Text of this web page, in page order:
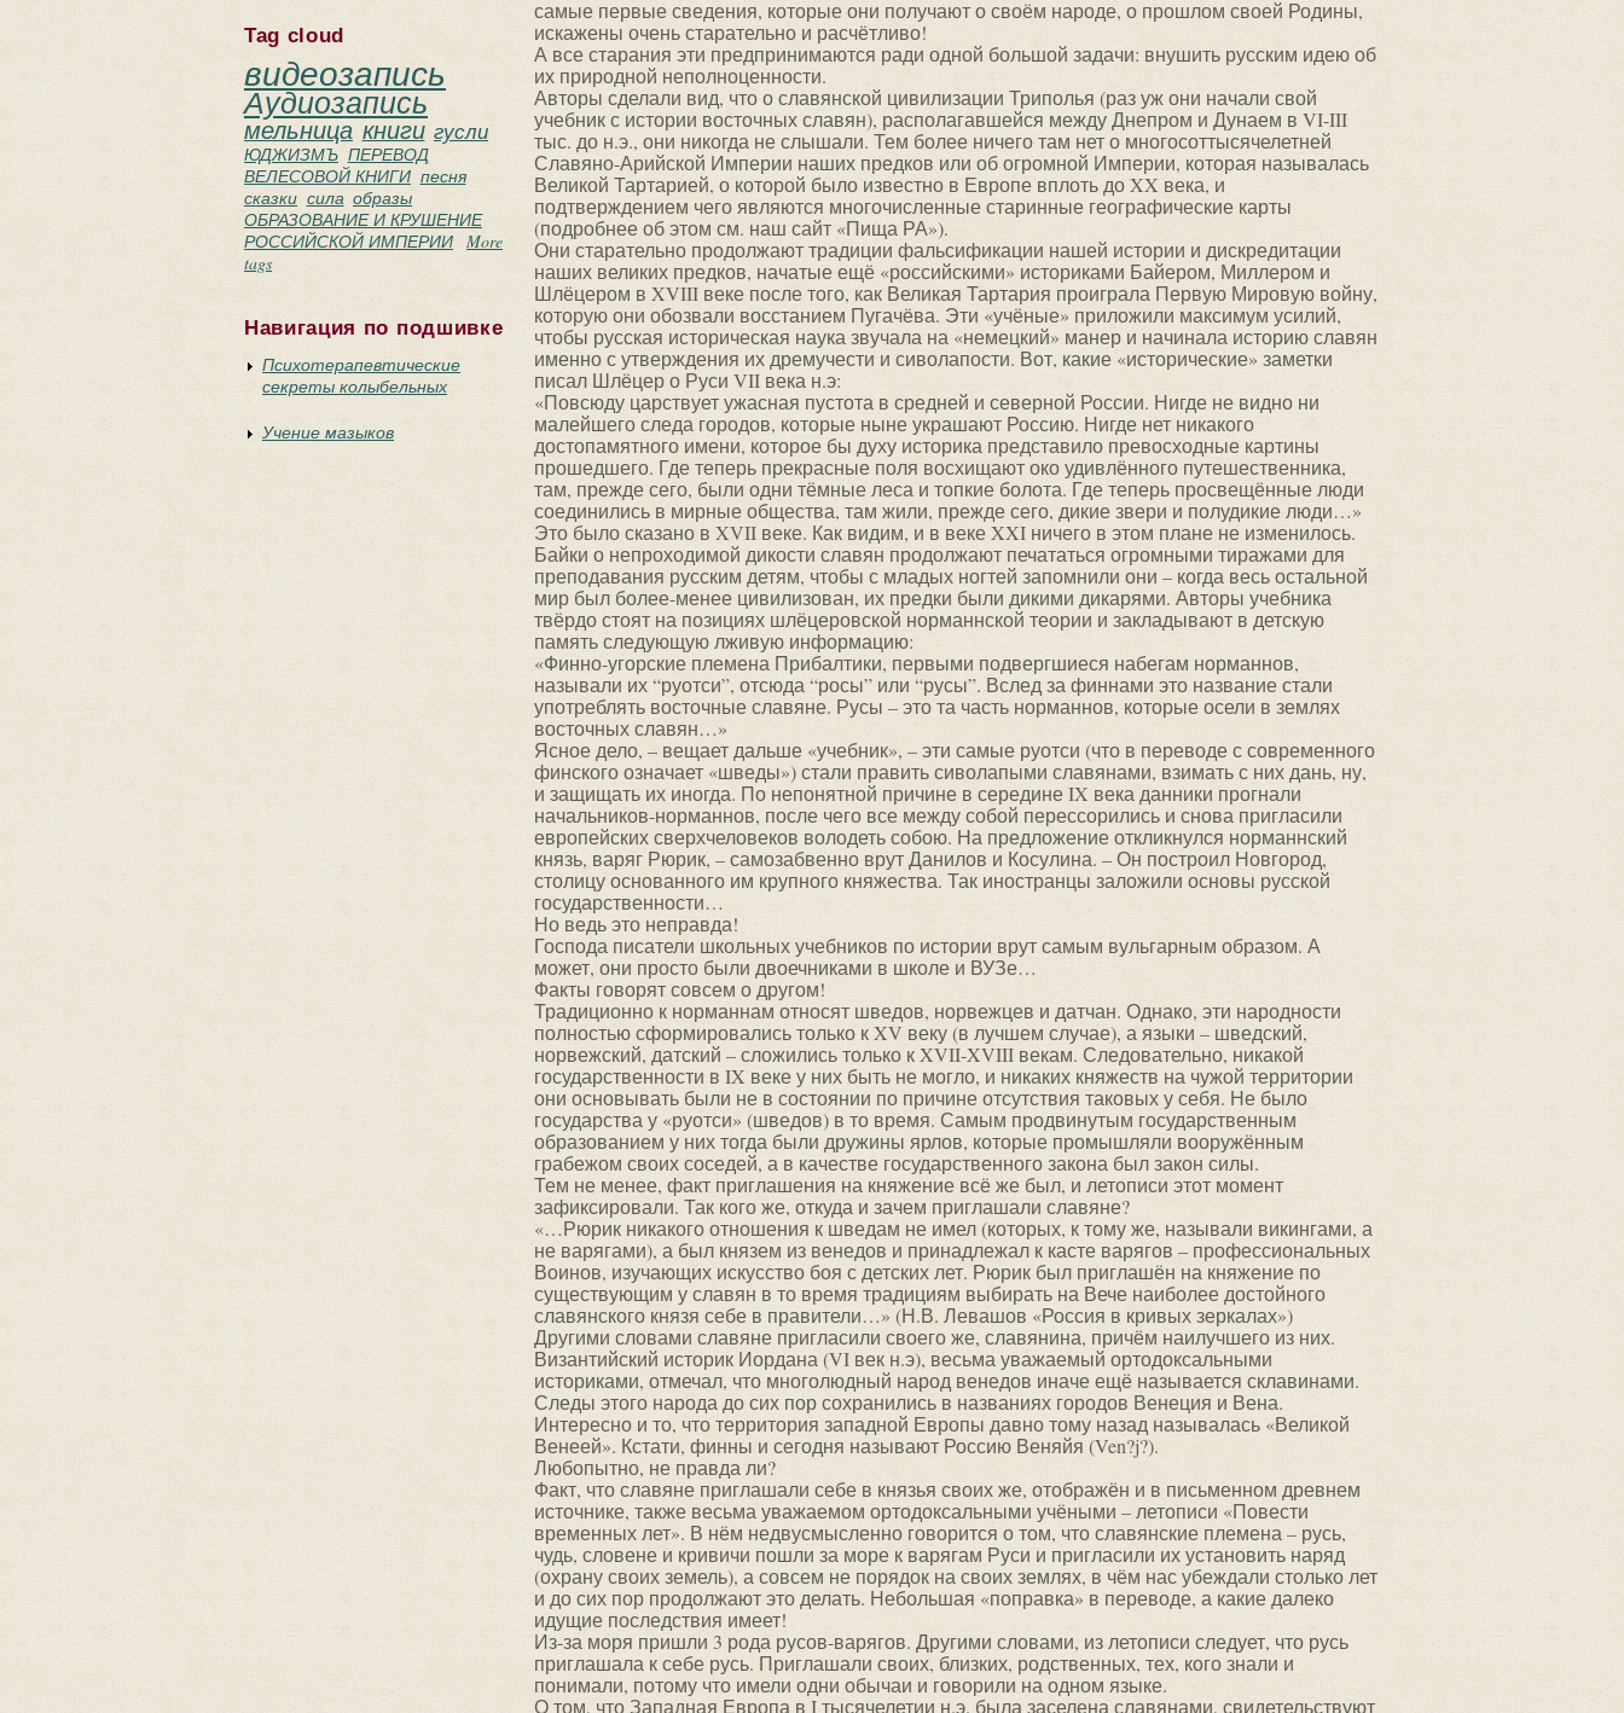
Tag cloud
видеозапись
Аудиозапись
мельница книги гусли
ЮДЖИЗМЪ ПЕРЕВОД
ВЕЛЕСОВОЙ КНИГИ песня
сказки сила образы
ОБРАЗОВАНИЕ И КРУШЕНИЕ
РОССИЙСКОЙ ИМПЕРИИ More
tags
Навигация по подшивке
Психотерапевтические
секреты колыбельных
Учение мазыков
самые первые сведения, которые они получают о своём народе, о прошлом своей Родины,
искажены очень старательно и расчётливо!
А все старания эти предпринимаются ради одной большой задачи: внушить русским идею об
их природной неполноценности.
Авторы сделали вид, что о славянской цивилизации Триполья (раз уж они начали свой
учебник с истории восточных славян), располагавшейся между Днепром и Дунаем в VI-III
тыс. до н.э., они никогда не слышали. Тем более ничего там нет о многосоттысячелетней
Славяно-Арийской Империи наших предков или об огромной Империи, которая называлась
Великой Тартарией, о которой было известно в Европе вплоть до XX века, и
подтверждением чего являются многочисленные старинные географические карты
(подробнее об этом см. наш сайт «Пища РА»).
Они старательно продолжают традиции фальсификации нашей истории и дискредитации
наших великих предков, начатые ещё «российскими» историками Байером, Миллером и
Шлёцером в XVIII веке после того, как Великая Тартария проиграла Первую Мировую войну,
которую они обозвали восстанием Пугачёва. Эти «учёные» приложили максимум усилий,
чтобы русская историческая наука звучала на «немецкий» манер и начинала историю славян
именно с утверждения их дремучести и сиволапости. Вот, какие «исторические» заметки
писал Шлёцер о Руси VII века н.э:
«Повсюду царствует ужасная пустота в средней и северной России. Нигде не видно ни
малейшего следа городов, которые ныне украшают Россию. Нигде нет никакого
достопамятного имени, которое бы духу историка представило превосходные картины
прошедшего. Где теперь прекрасные поля восхищают око удивлённого путешественника,
там, прежде сего, были одни тёмные леса и топкие болота. Где теперь просвещённые люди
соединились в мирные общества, там жили, прежде сего, дикие звери и полудикие люди…»
Это было сказано в XVII веке. Как видим, и в веке XXI ничего в этом плане не изменилось.
Байки о непроходимой дикости славян продолжают печататься огромными тиражами для
преподавания русским детям, чтобы с младых ногтей запомнили они – когда весь остальной
мир был более-менее цивилизован, их предки были дикими дикарями. Авторы учебника
твёрдо стоят на позициях шлёцеровской норманнской теории и закладывают в детскую
память следующую лживую информацию:
«Финно-угорские племена Прибалтики, первыми подвергшиеся набегам норманнов,
называли их “руотси”, отсюда “росы” или “русы”. Вслед за финнами это название стали
употреблять восточные славяне. Русы – это та часть норманнов, которые осели в землях
восточных славян…»
Ясное дело, – вещает дальше «учебник», – эти самые руотси (что в переводе с современного
финского означает «шведы») стали править сиволапыми славянами, взимать с них дань, ну,
и защищать их иногда. По непонятной причине в середине IX века данники прогнали
начальников-норманнов, после чего все между собой перессорились и снова пригласили
европейских сверхчеловеков володеть собою. На предложение откликнулся норманнский
князь, варяг Рюрик, – самозабвенно врут Данилов и Косулина. – Он построил Новгород,
столицу основанного им крупного княжества. Так иностранцы заложили основы русской
государственности…
Но ведь это неправда!
Господа писатели школьных учебников по истории врут самым вульгарным образом. А
может, они просто были двоечниками в школе и ВУЗе…
Факты говорят совсем о другом!
Традиционно к норманнам относят шведов, норвежцев и датчан. Однако, эти народности
полностью сформировались только к XV веку (в лучшем случае), а языки – шведский,
норвежский, датский – сложились только к XVII-XVIII векам. Следовательно, никакой
государственности в IX веке у них быть не могло, и никаких княжеств на чужой территории
они основывать были не в состоянии по причине отсутствия таковых у себя. Не было
государства у «руотси» (шведов) в то время. Самым продвинутым государственным
образованием у них тогда были дружины ярлов, которые промышляли вооружённым
грабежом своих соседей, а в качестве государственного закона был закон силы.
Тем не менее, факт приглашения на княжение всё же был, и летописи этот момент
зафиксировали. Так кого же, откуда и зачем приглашали славяне?
«…Рюрик никакого отношения к шведам не имел (которых, к тому же, называли викингами, а
не варягами), а был князем из венедов и принадлежал к касте варягов – профессиональных
Воинов, изучающих искусство боя с детских лет. Рюрик был приглашён на княжение по
существующим у славян в то время традициям выбирать на Вече наиболее достойного
славянского князя себе в правители…» (Н.В. Левашов «Россия в кривых зеркалах»)
Другими словами славяне пригласили своего же, славянина, причём наилучшего из них.
Византийский историк Иордана (VI век н.э), весьма уважаемый ортодоксальными
историками, отмечал, что многолюдный народ венедов иначе ещё называется склавинами.
Следы этого народа до сих пор сохранились в названиях городов Венеция и Вена.
Интересно и то, что территория западной Европы давно тому назад называлась «Великой
Венеей». Кстати, финны и сегодня называют Россию Веняйя (Ven?j?).
Любопытно, не правда ли?
Факт, что славяне приглашали себе в князья своих же, отображён и в письменном древнем
источнике, также весьма уважаемом ортодоксальными учёными – летописи «Повести
временных лет». В нём недвусмысленно говорится о том, что славянские племена – русь,
чудь, словене и кривичи пошли за море к варягам Руси и пригласили их установить наряд
(охрану своих земель), а совсем не порядок на своих землях, в чём нас убеждали столько лет
и до сих пор продолжают это делать. Небольшая «поправка» в переводе, а какие далеко
идущие последствия имеет!
Из-за моря пришли 3 рода русов-варягов. Другими словами, из летописи следует, что русь
приглашала к себе русь. Приглашали своих, близких, родственных, тех, кого знали и
понимали, потому что имели одни обычаи и говорили на одном языке.
О том, что Западная Европа в I тысячелетии н.э. была заселена славянами, свидетельствуют